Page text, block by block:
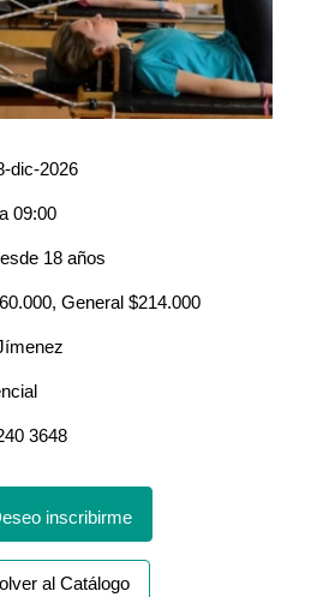
dic-2026
09:00
18 años
General $214.000
3648
inscribirme
al Catálogo